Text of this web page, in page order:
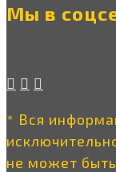
Мы в
* Вся
не может